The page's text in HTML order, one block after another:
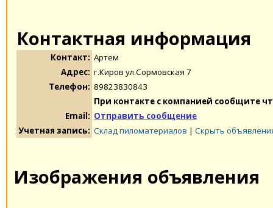
Контактная информация
Контакт: Артем
Адрес: г.Киров ул.Сормовская 7
Телефон: 89823830843
При контакте с компанией сообщите
Email: Отправить сообщение
Учетная запись: Склад пиломатериалов | Скрыть
Изображения объявления